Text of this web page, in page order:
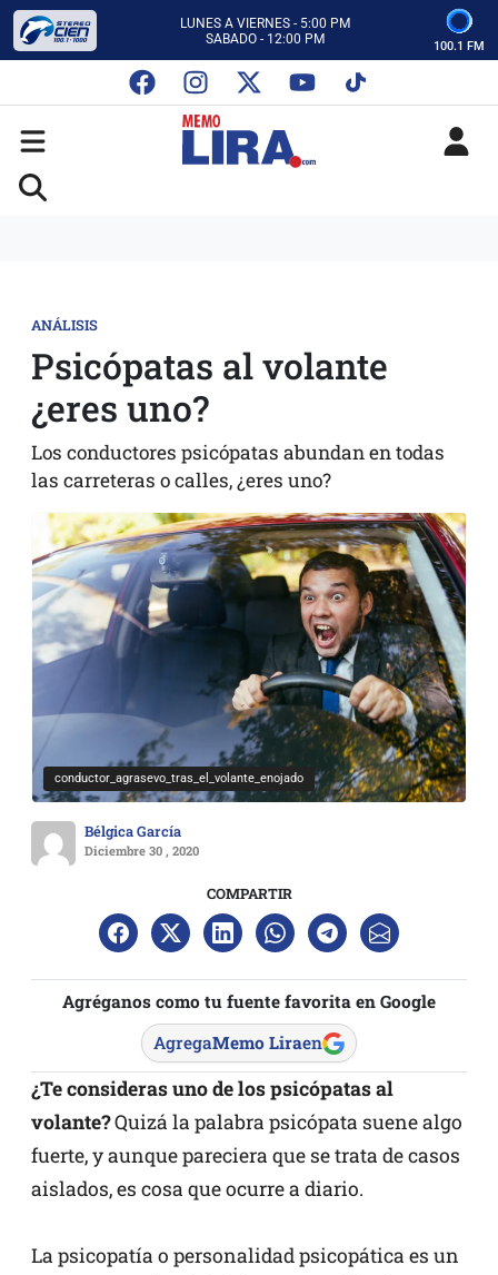
LUNES A VIERNES - 5:00 PM
SABADO - 12:00 PM
CON MEMO LIRA Y SU EQUIPO
LUNES A VIERNES - 5:00 PM
SABADO - 12:00 PM
100.1 FM
ANÁLISIS
Psicópatas al volante
¿eres uno?
Los conductores psicópatas abundan en todas
las carreteras o calles, ¿eres uno?
conductor_agrasevo_tras_el_volante_enojado
Bélgica García
Diciembre 30 , 2020
COMPARTIR
Agréganos como tu fuente favorita en Google
AgregaMemo Liraen
¿Te consideras uno de los psicópatas al
volante?Quizá la palabra psicópata suene algo
fuerte, y aunque pareciera que se trata de casos
aislados, es cosa que ocurre a diario.
La psicopatía o personalidad psicopática es un